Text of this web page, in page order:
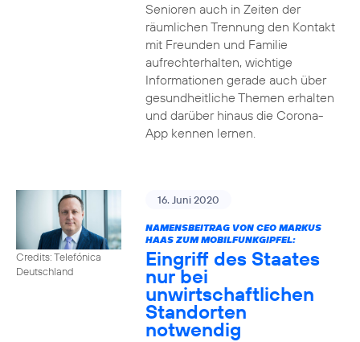
Senioren auch in Zeiten der
räumlichen Trennung den Kontakt
mit Freunden und Familie
aufrechterhalten, wichtige
Informationen gerade auch über
gesundheitliche Themen erhalten
und darüber hinaus die Corona-
App kennen lernen.
Credits: Telefónica
Deutschland
16. Juni 2020
NAMENSBEITRAG VON CEO MARKUS
HAAS ZUM MOBILFUNKGIPFEL:
Eingriff des Staates
nur bei
unwirtschaftlichen
Standorten
notwendig